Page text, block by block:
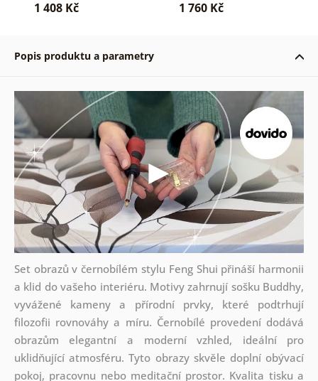
1 408 Kč 1 760 Kč
Popis produktu a parametry
Set obrazů v černobílém stylu Feng Shui přináší harmonii
a klid do vašeho interiéru. Motivy zahrnují sošku Buddhy,
vyvážené kameny a přírodní prvky, které podtrhují
filozofii rovnováhy a míru. Černobílé provedení dodává
obrazům elegantní a moderní vzhled, ideální pro
uklidňující atmosféru. Tyto obrazy skvěle doplní obývací
pokoj, pracovnu nebo meditační prostor. Kvalita tisku a